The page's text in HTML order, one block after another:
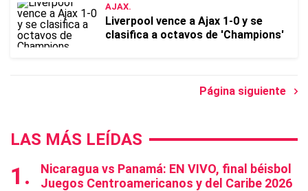
AJAX.
Liverpool vence a Ajax 1-0 y se
clasifica a octavos de 'Champions'
Página siguiente
LAS MÁS LEÍDAS
Nicaragua vs Panamá: EN VIVO, final béisbol
Juegos Centroamericanos y del Caribe 2026